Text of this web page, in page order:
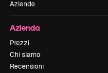
Aziende
Azienda
Prezzi
Chi siamo
Recensioni